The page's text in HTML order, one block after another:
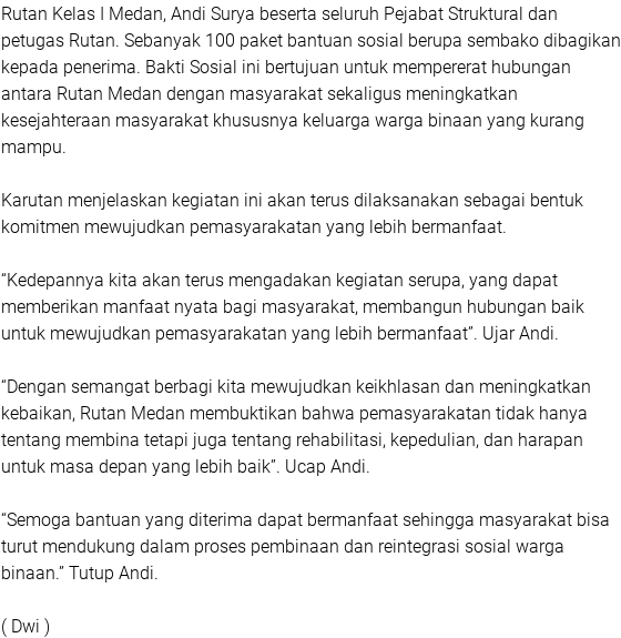
Rutan Kelas I Medan, Andi Surya beserta seluruh Pejabat Struktural dan
petugas Rutan. Sebanyak 100 paket bantuan sosial berupa sembako dibagikan
kepada penerima. Bakti Sosial ini bertujuan untuk mempererat hubungan
antara Rutan Medan dengan masyarakat sekaligus meningkatkan
kesejahteraan masyarakat khususnya keluarga warga binaan yang kurang
mampu.
Karutan menjelaskan kegiatan ini akan terus dilaksanakan sebagai bentuk
komitmen mewujudkan pemasyarakatan yang lebih bermanfaat.
“Kedepannya kita akan terus mengadakan kegiatan serupa, yang dapat
memberikan manfaat nyata bagi masyarakat, membangun hubungan baik
untuk mewujudkan pemasyarakatan yang lebih bermanfaat”. Ujar Andi.
“Dengan semangat berbagi kita mewujudkan keikhlasan dan meningkatkan
kebaikan, Rutan Medan membuktikan bahwa pemasyarakatan tidak hanya
tentang membina tetapi juga tentang rehabilitasi, kepedulian, dan harapan
untuk masa depan yang lebih baik”. Ucap Andi.
“Semoga bantuan yang diterima dapat bermanfaat sehingga masyarakat bisa
turut mendukung dalam proses pembinaan dan reintegrasi sosial warga
binaan.” Tutup Andi.
( Dwi )